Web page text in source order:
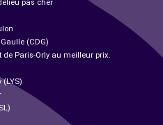
pas cher
(CDG)
de Paris-Orly au meilleur prix.
(LYS)